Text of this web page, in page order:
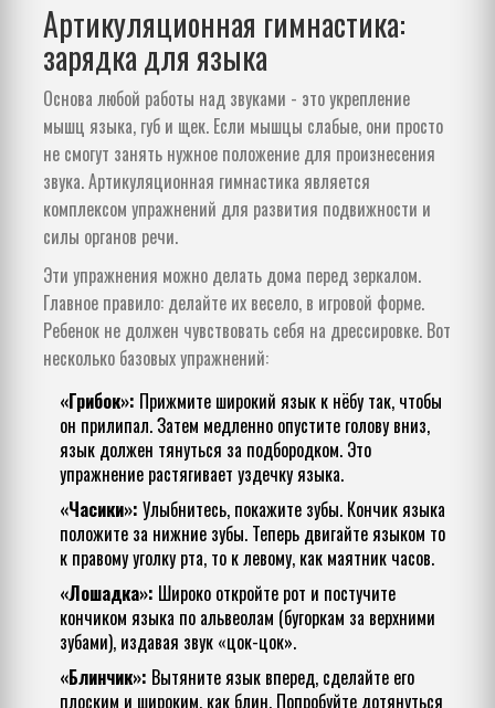
Артикуляционная гимнастика:
зарядка для языка
Основа любой работы над звуками - это укрепление
мышц языка, губ и щек. Если мышцы слабые, они просто
не смогут занять нужное положение для произнесения
звука.Артикуляционная гимнастика является
комплексом упражнений для развития подвижности и
силы органов речи.
Эти упражнения можно делать дома перед зеркалом.
Главное правило: делайте их весело, в игровой форме.
Ребенок не должен чувствовать себя на дрессировке. Вот
несколько базовых упражнений:
«Грибок»: Прижмите широкий язык к нёбу так, чтобы
он прилипал. Затем медленно опустите голову вниз,
язык должен тянуться за подбородком. Это
упражнение растягивает уздечку языка.
«Часики»: Улыбнитесь, покажите зубы. Кончик языка
положите за нижние зубы. Теперь двигайте языком то
к правому уголку рта, то к левому, как маятник часов.
«Лошадка»: Широко откройте рот и постучите
кончиком языка по альвеолам (бугоркам за верхними
зубами), издавая звук «цок-цок».
«Блинчик»: Вытяните язык вперед, сделайте его
плоским и широким, как блин. Попробуйте дотянуться